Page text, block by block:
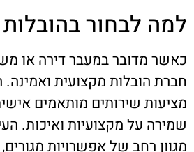
למה לבחור
כאשר מדובר במעבר דירה או
חברת הובלות מקצועית ואמינה.
מציעות שירותים מותאמים
שמירה על מקצועיות ואיכות.
מגוון רחב של אפשרויות